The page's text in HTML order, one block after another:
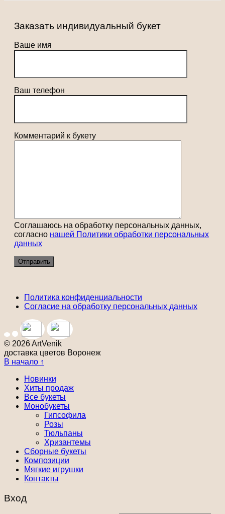
Заказать индивидуальный букет
Ваше имя
Ваш телефон
Комментарий к букету
Соглашаюсь на обработку персональных данных,
согласно нашей Политики обработки персональных
данных
Политика конфиденциальности
Согласие на обработку персональных данных
© 2026 ArtVenik
доставка цветов Воронеж
В начало ↑
Новинки
Хиты продаж
Все букеты
Монобукеты
Гипсофила
Розы
Тюльпаны
Хризантемы
Сборные букеты
Композиции
Мягкие игрушки
Контакты
Вход